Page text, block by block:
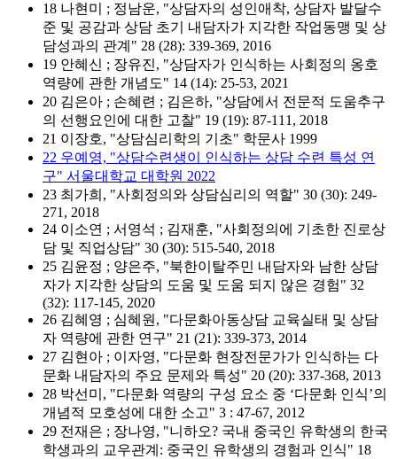
18 나현미 ; 정남운, "상담자의 성인애착, 상담자 발달수
준 및 공감과 상담 초기 내담자가 지각한 작업동맹 및 상
담성과의 관계" 28 (28): 339-369, 2016
19 안혜신 ; 장유진, "상담자가 인식하는 사회정의 옹호
역량에 관한 개념도" 14 (14): 25-53, 2021
20 김은아 ; 손혜련 ; 김은하, "상담에서 전문적 도움추구
의 선행요인에 대한 고찰" 19 (19): 87-111, 2018
21 이장호, "상담심리학의 기초" 학문사 1999
22 우예영, "상담수련생이 인식하는 상담 수련 특성 연
구" 서울대학교 대학원 2022
23 최가희, "사회정의와 상담심리의 역할" 30 (30): 249-
271, 2018
24 이소연 ; 서영석 ; 김재훈, "사회정의에 기초한 진로상
담 및 직업상담" 30 (30): 515-540, 2018
25 김윤정 ; 양은주, "북한이탈주민 내담자와 남한 상담
자가 지각한 상담의 도움 및 도움 되지 않은 경험" 32
(32): 117-145, 2020
26 김혜영 ; 심혜원, "다문화아동상담 교육실태 및 상담
자 역량에 관한 연구" 21 (21): 339-373, 2014
27 김현아 ; 이자영, "다문화 현장전문가가 인식하는 다
문화 내담자의 주요 문제와 특성" 20 (20): 337-368, 2013
28 박선미, "다문화 역량의 구성 요소 중 ‘다문화 인식’의
개념적 모호성에 대한 소고" 3 : 47-67, 2012
29 전재은 ; 장나영, "니하오? 국내 중국인 유학생의 한국
학생과의 교우관계: 중국인 유학생의 경험과 인식" 18